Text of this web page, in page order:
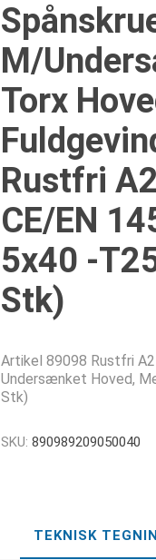
M/
Torx
Rustfri A2
CE/EN
5x40 -
Stk)
Artikel 89098 Rustfri
Undersænket Hoved,
Stk)
SKU: 890989209050040
TEKNISK